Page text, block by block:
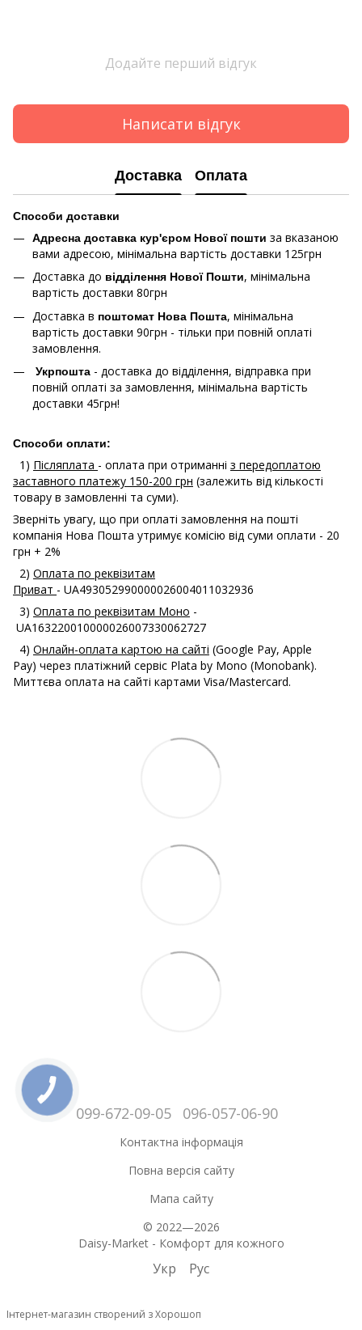
Додайте перший відгук
Написати відгук
Доставка Оплата
Способи доставки
Адресна доставка кур'єром Нової пошти за вказаною
вами адресою, мінімальна вартість доставки 125грн
Доставка до відділення Нової Пошти, мінімальна
вартість доставки 80грн
Доставка в поштомат Нова Пошта, мінімальна
вартість доставки 90грн - тільки при повній оплаті
замовлення.
Укрпошта - доставка до відділення, відправка при
повній оплаті за замовлення, мінімальна вартість
доставки 45грн!
Способи оплати:
1) Післяплата - оплата при отриманні з передоплатою
заставного платежу 150-200 грн (залежить від кількості
товару в замовленні та суми).
Зверніть увагу, що при оплаті замовлення на пошті
компанія Нова Пошта утримує комісію від суми оплати - 20
грн + 2%
2) Оплата по реквізитам
Приват - UA493052990000026004011032936
3) Оплата по реквізитам Моно -
UA163220010000026007330062727
4) Онлайн-оплата картою на сайті (Google Pay, Apple
Pay) через платіжний сервіс Plata by Mono (Monobank).
Миттєва оплата на сайті картами Visa/Mastercard.
099-672-09-05 096-057-06-90
Контактна інформація
Повна версія сайту
Мапа сайту
© 2022—2026
Daisy-Market - Комфорт для кожного
Укр Рус
Інтернет-магазин створений з Хорошоп